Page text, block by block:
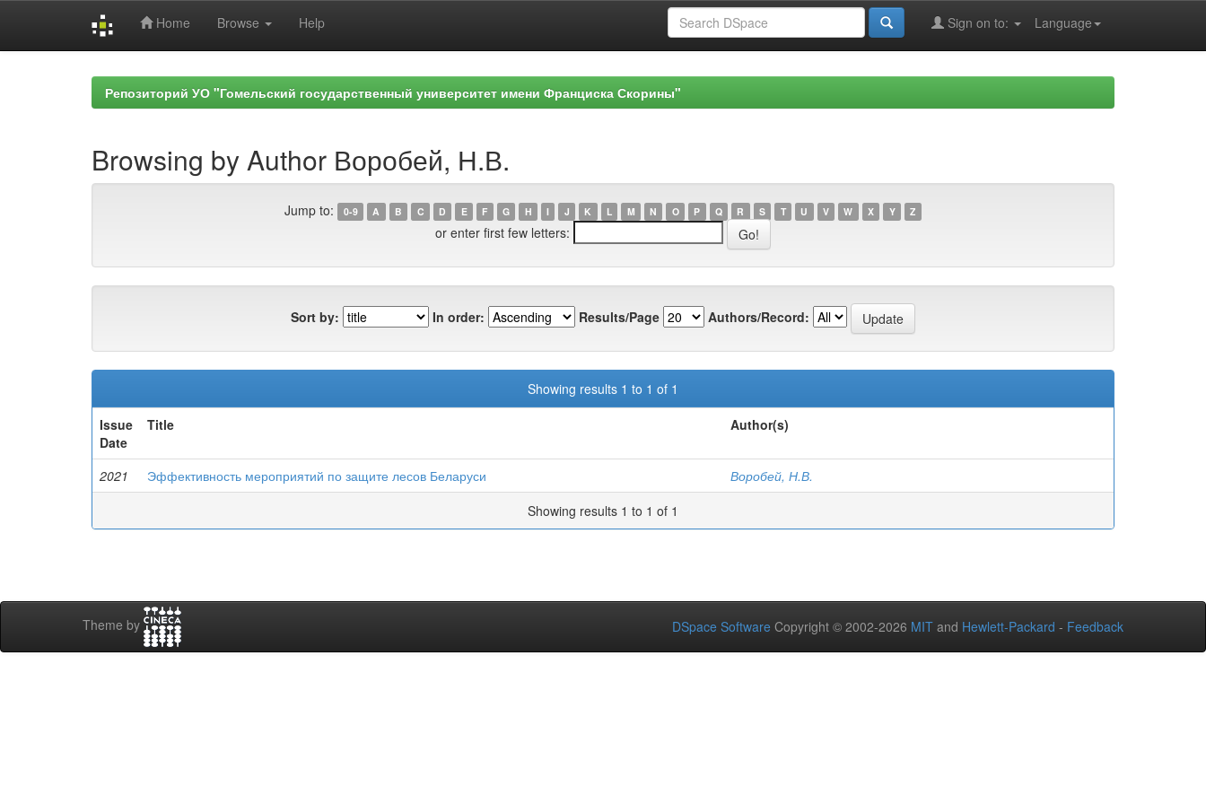
Home Browse Help Language
Sign on to:
Репозиторий УО "Гомельский государственный университет имени Франциска Скорины"
Browsing by Author Воробей, Н.В.
Jump to: 0-9 A B C D E F G H I J K L M N O P Q R S T U V W X Y Z
or enter first few letters:
Sort by: In order: Results/Page Authors/Record:
Showing results 1 to 1 of 1
Issue
Date
Title Author(s)
2021 Эффективность мероприятий по защите лесов Беларуси
Воробей, Н.В.
Showing results 1 to 1 of 1
Theme by DSpace Software Copyright © 2002-2026 MIT and Hewlett-Packard - Feedback